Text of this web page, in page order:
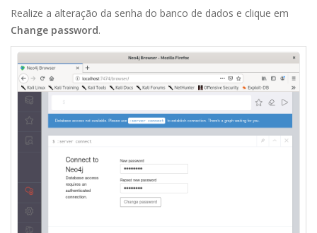
Realize a alteração da senha do banco de dados e clique em
Change password.